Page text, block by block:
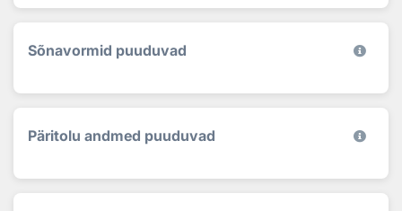
Sõnavormid puuduvad
Päritolu andmed puuduvad